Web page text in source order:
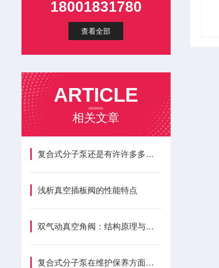
18001831780
查看全部
ARTICLE
相关文章
复合式分子泵还是有许许多多特点的
浅析真空插板阀的性能特点
双气动真空角阀：结构原理与技术优势解析
复合式分子泵在维护保养方面是尤为重要的